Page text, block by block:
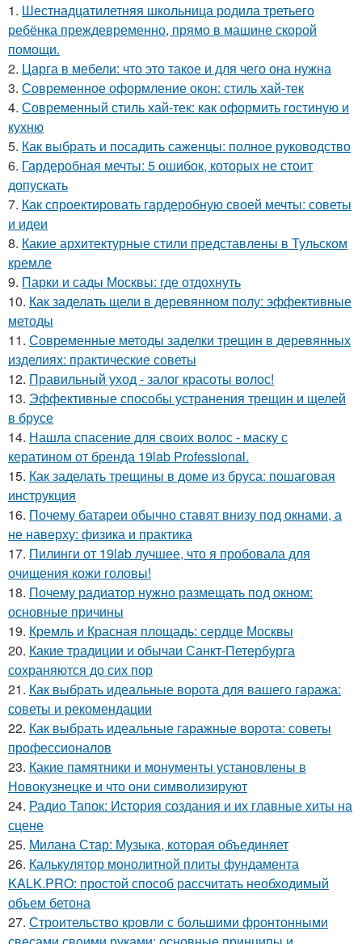
1. Шестнадцатилетняя школьница родила третьего
ребёнка преждевременно, прямо в машине скорой
помощи.
2. Царга в мебели: что это такое и для чего она нужна
3. Современное оформление окон: стиль хай-тек
4. Современный стиль хай-тек: как оформить гостиную и
кухню
5. Как выбрать и посадить саженцы: полное руководство
6. Гардеробная мечты: 5 ошибок, которых не стоит
допускать
7. Как спроектировать гардеробную своей мечты: советы
и идеи
8. Какие архитектурные стили представлены в Тульском
кремле
9. Парки и сады Москвы: где отдохнуть
10. Как заделать щели в деревянном полу: эффективные
методы
11. Современные методы заделки трещин в деревянных
изделиях: практические советы
12. Правильный уход - залог красоты волос!
13. Эффективные способы устранения трещин и щелей
в брусе
14. Нашла спасение для своих волос - маску с
кератином от бренда 19lab Professional.
15. Как заделать трещины в доме из бруса: пошаговая
инструкция
16. Почему батареи обычно ставят внизу под окнами, а
не наверху: физика и практика
17. Пилинги от 19lab лучшее, что я пробовала для
очищения кожи головы!
18. Почему радиатор нужно размещать под окном:
основные причины
19. Кремль и Красная площадь: сердце Москвы
20. Какие традиции и обычаи Санкт-Петербурга
сохраняются до сих пор
21. Как выбрать идеальные ворота для вашего гаража:
советы и рекомендации
22. Как выбрать идеальные гаражные ворота: советы
профессионалов
23. Какие памятники и монументы установлены в
Новокузнецке и что они символизируют
24. Радио Тапок: История создания и их главные хиты на
сцене
25. Милана Стар: Музыка, которая объединяет
26. Калькулятор монолитной плиты фундамента
KALK.PRO: простой способ рассчитать необходимый
объем бетона
27. Строительство кровли с большими фронтонными